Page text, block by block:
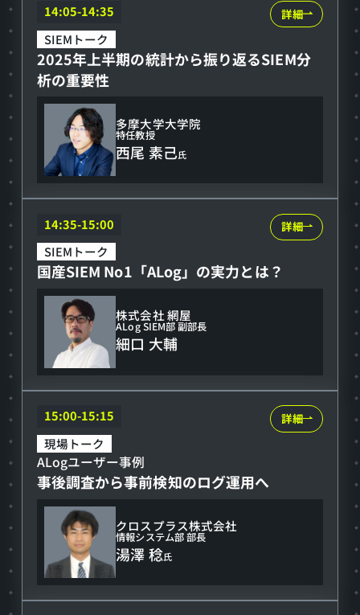
2025
年
上
半
期
統
計
か
ら
振
り
返
SIEM
分
析
の
重
要
性
14:05-14:35
SIEMトーク
2025年上半期の統計から振り返るSIEM分
析の重要性
多摩大学大学院
特任教授
西尾 素己氏
詳細
国
産
SIEM
No1「ALog」
力
と
は？
14:35-15:00
SIEMトーク
国産SIEM No1「ALog」の実力とは？
株式会社 網屋
ALog SIEM部 副部長
細口 大輔
詳細
ALog
ユ
ー
ザ
ー
例
事
15:00-15:15
現場トーク
ALogユーザー事例
事後調査から事前検知のログ運用へ
クロスプラス株式会社
情報システム部 部長
湯澤 稔氏
詳細